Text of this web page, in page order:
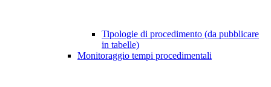
Tipologie di procedimento (da pubblicare
in tabelle)
Monitoraggio tempi procedimentali